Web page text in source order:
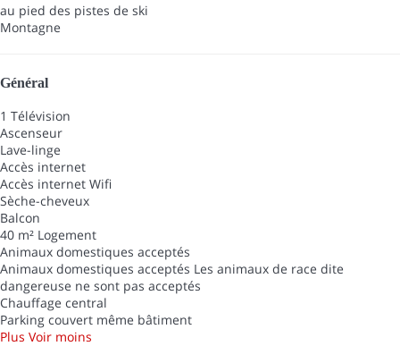
au pied des pistes de ski
Montagne
Général
1 Télévision
Ascenseur
Lave-linge
Accès internet
Accès internet Wifi
Sèche-cheveux
Balcon
40 m² Logement
Animaux domestiques acceptés
Animaux domestiques acceptés Les animaux de race dite
dangereuse ne sont pas acceptés
Chauffage central
Parking couvert même bâtiment
Plus Voir moins